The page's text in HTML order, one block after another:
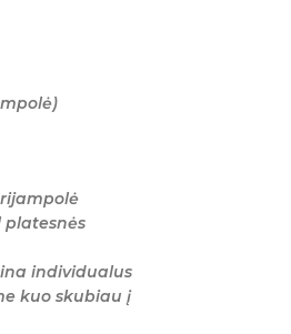
individualus
kuo skubiau į